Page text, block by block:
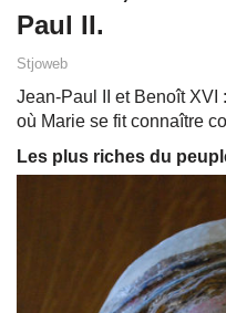
Paul II.
Stjoweb
Jean-Paul II et Benoît XVI
où Marie se fit connaître
Les plus riches du